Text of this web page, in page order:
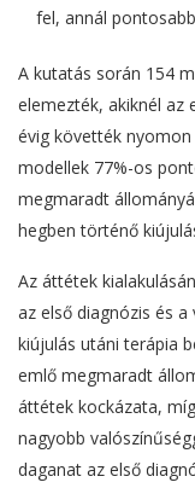
fel, annál
A kutatás során 154
elemezték, akiknél az
évig követték nyomon
modellek 77%-os
megmaradt
hegben történő
Az áttétek
az első diagnózis és
kiújulás utáni terápia
emlő megmaradt
áttétek kockázata,
nagyobb
daganat az első